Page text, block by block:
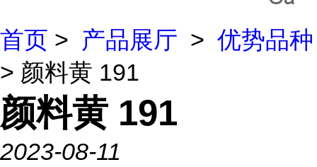
首页 > 产品展厅 > 优势品种
> 颜料黄 191
颜料黄 191
2023-08-11